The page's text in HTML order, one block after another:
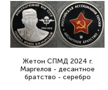
Жетон СПМД 2024 г.
Маргелов - десантное
братство - серебро